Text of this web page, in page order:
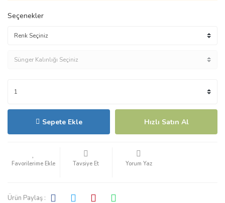
Seçenekler
Sepete Ekle Hızlı Satın Al
Tavsiye Et Yorum Yaz
Ürün Paylaş :